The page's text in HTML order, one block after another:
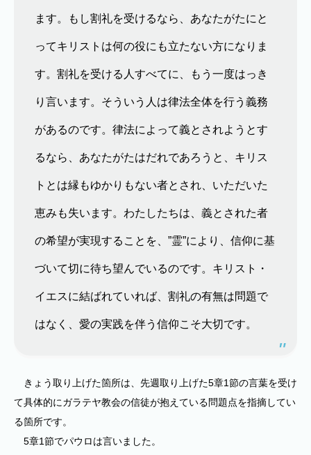
ます。もし割礼を受けるなら、あなたがたにと
ってキリストは何の役にも立たない方になりま
す。割礼を受ける人すべてに、もう一度はっき
り言います。そういう人は律法全体を行う義務
があるのです。律法によって義とされようとす
るなら、あなたがたはだれであろうと、キリス
トとは縁もゆかりもない者とされ、いただいた
恵みも失います。わたしたちは、義とされた者
の希望が実現することを、”霊”により、信仰に基
づいて切に待ち望んでいるのです。キリスト・
イエスに結ばれていれば、割礼の有無は問題で
はなく、愛の実践を伴う信仰こそ大切です。
きょう取り上げた箇所は、先週取り上げた5章1節の言葉を受け
て具体的にガラテヤ教会の信徒が抱えている問題点を指摘してい
る箇所です。
5章1節でパウロは言いました。